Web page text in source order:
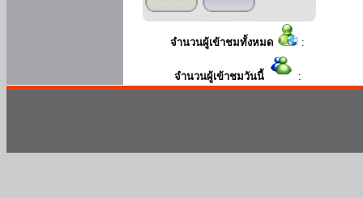
จำนวนผู้เข้าชมทั้งหมด :
จำนวนผู้เข้าชมวันนี้ :